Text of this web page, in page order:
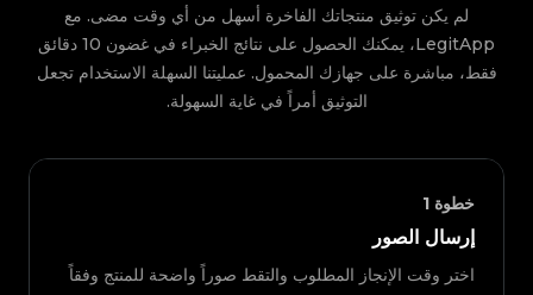
لم يكن توثيق منتجاتك الفاخرة أسهل من أي وقت مضى. مع
LegitApp، يمكنك الحصول على نتائج الخبراء في غضون 10 دقائق
فقط، مباشرة على جهازك المحمول. عمليتنا السهلة الاستخدام تجعل
التوثيق أمراً في غاية السهولة.
خطوة 1
إرسال الصور
اختر وقت الإنجاز المطلوب والتقط صوراً واضحة للمنتج وفقاً